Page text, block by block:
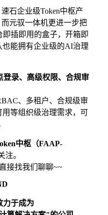
石企业级Token中枢产
元驭一体机更进一步把
插即用的盒子，开箱即
也能拥有企业级的AI治理
登录、高级权限、合规审
、多租户、合规级审
等组织级治理需求，可
中枢（FAAP-
注。
接找我们聊聊~~
力于成为